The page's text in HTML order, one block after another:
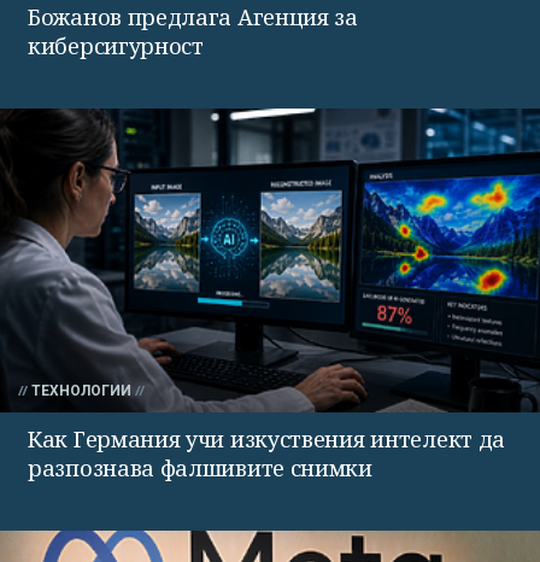
Божанов предлага Агенция за
киберсигурност
ТЕХНОЛОГИИ
Как Германия учи изкуствения интелект да
разпознава фалшивите снимки